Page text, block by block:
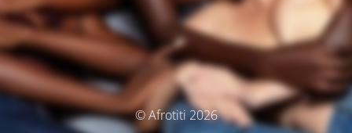
© Afrotiti 2026